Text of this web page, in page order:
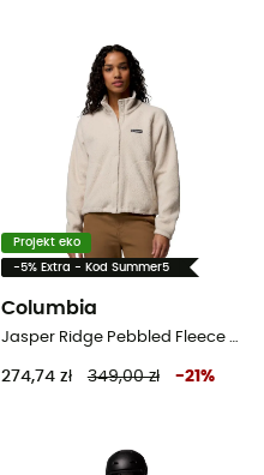
Projekt eko
-5% Extra - Kod Summer5
Columbia
Jasper Ridge Pebbled Fleece Full Snap - Bluza polarowa damska
274,74 zł 349,00 zł -21 %